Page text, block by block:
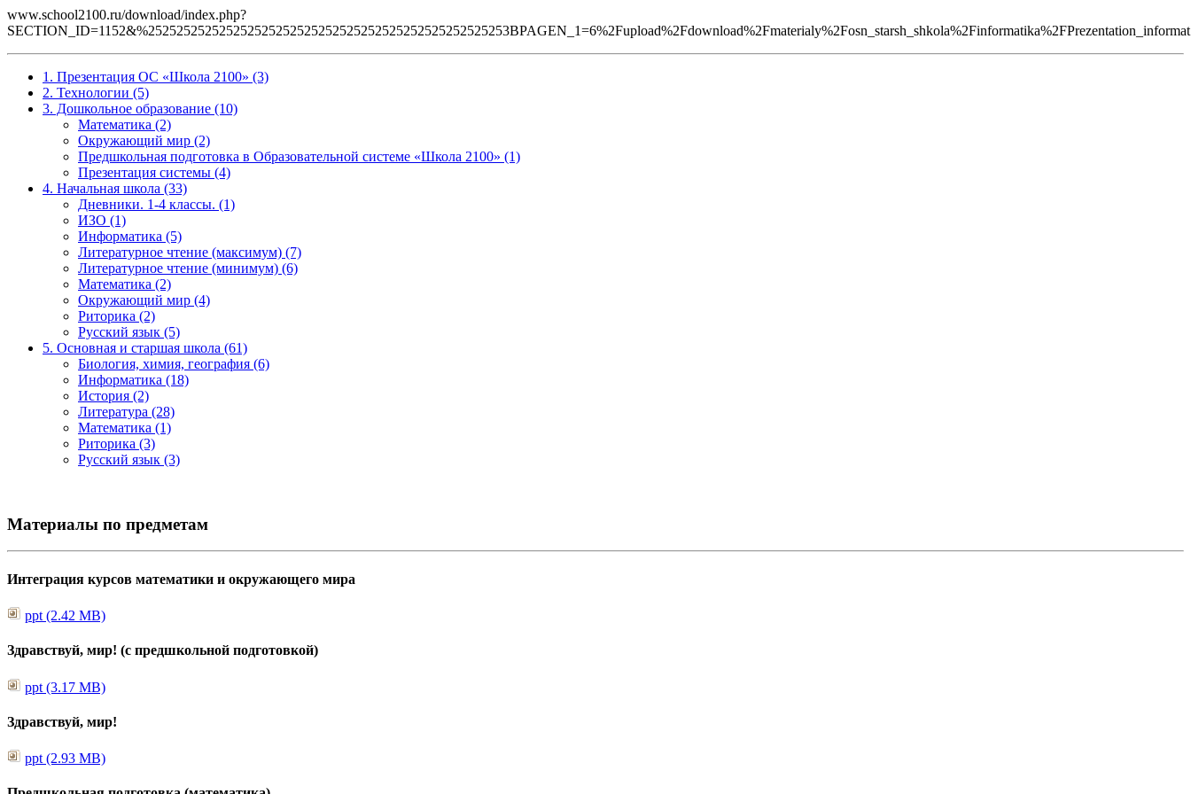
www.school2100.ru/download/index.php?
1. Презентация ОС «Школа 2100» (3)
2. Технологии (5)
3. Дошкольное образование (10)
Математика (2)
Окружающий мир (2)
Предшкольная подготовка в Образовательной системе «Школа 2100» (1)
Презентация системы (4)
4. Начальная школа (33)
Дневники. 1-4 классы. (1)
ИЗО (1)
Информатика (5)
Литературное чтение (максимум) (7)
Литературное чтение (минимум) (6)
Математика (2)
Окружающий мир (4)
Риторика (2)
Русский язык (5)
5. Основная и старшая школа (61)
Биология, химия, география (6)
Информатика (18)
История (2)
Литература (28)
Математика (1)
Риторика (3)
Русский язык (3)
Материалы по предметам
Интеграция курсов математики и окружающего мира
ppt (2.42 MB)
Здравствуй, мир! (с предшкольной подготовкой)
ppt (3.17 MB)
Здравствуй, мир!
ppt (2.93 MB)